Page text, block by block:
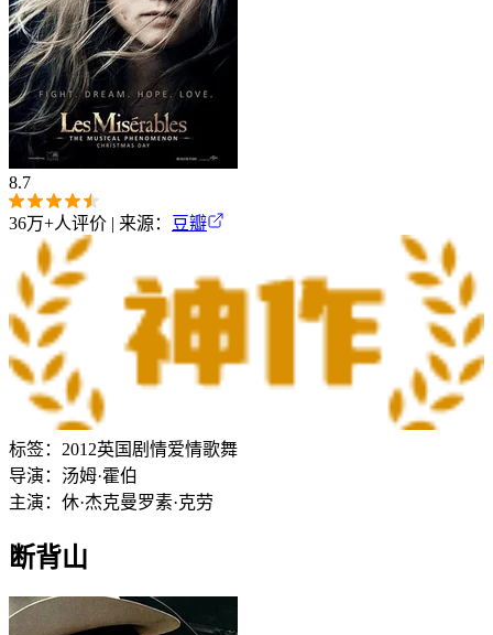
8.7
36万+人评价 | 来源： 豆瓣
标签： 2012英国 剧情爱情歌舞
导演： 汤姆·霍伯
主演： 休·杰克曼罗素·克劳
断背山